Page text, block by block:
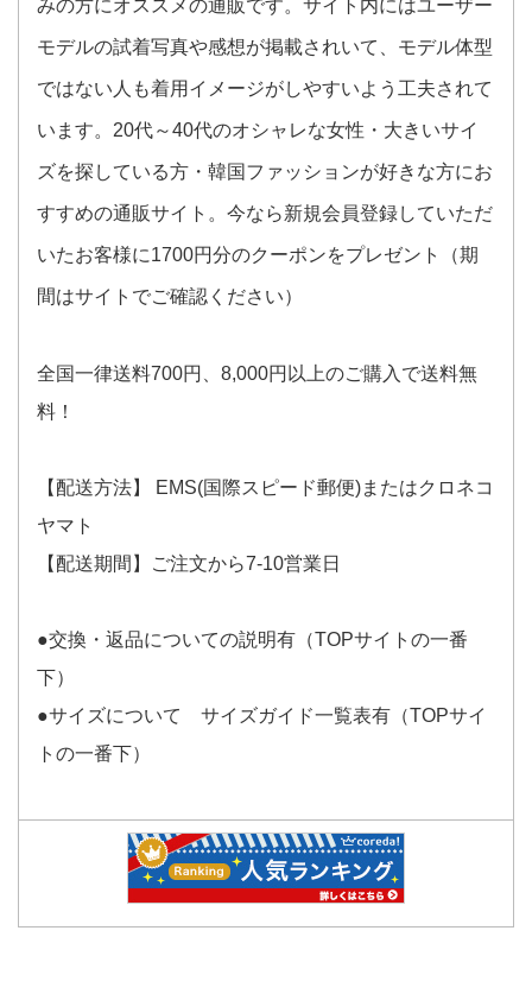
みの方にオススメの通販です。サイト内にはユーザー
モデルの試着写真や感想が掲載されいて、モデル体型
ではない人も着用イメージがしやすいよう工夫されて
います。20代～40代のオシャレな女性・大きいサイ
ズを探している方・韓国ファッションが好きな方にお
すすめの通販サイト。今なら新規会員登録していただ
いたお客様に1700円分のクーポンをプレゼント（期
間はサイトでご確認ください）
全国一律送料700円、8,000円以上のご購入で送料無
料！
【配送方法】 EMS(国際スピード郵便)またはクロネコ
ヤマト
【配送期間】ご注文から7-10営業日
●交換・返品についての説明有（TOPサイトの一番
下）
●サイズについて サイズガイド一覧表有（TOPサイ
トの一番下）